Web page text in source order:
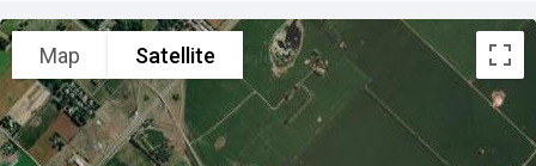
Map Satellite